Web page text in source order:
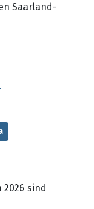
Saarland-
2026 sind